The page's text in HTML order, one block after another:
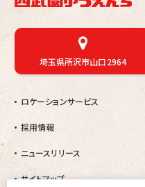
埼玉県所沢市山口2964
ロケーションサービス
採用情報
ニュースリリース
サイトマップ